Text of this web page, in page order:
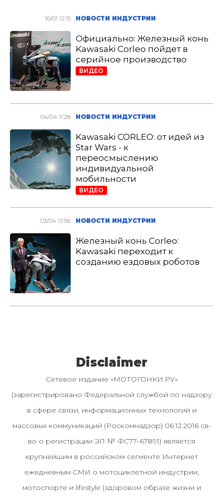
10/01 12:15 НОВОСТИ ИНДУСТРИИ
Официально: Железный конь
Kawasaki Corleo пойдет в
серийное производство
ВИДЕО
04/04 11:28 НОВОСТИ ИНДУСТРИИ
Kawasaki CORLEO: от идей из
Star Wars - к
переосмыслению
индивидуальной
мобильности
ВИДЕО
03/04 12:56 НОВОСТИ ИНДУСТРИИ
Железный конь Corleo:
Kawasaki переходит к
созданию ездовых роботов
Disclaimer
Сетевое издание «МОТОГОНКИ.РУ»
(зарегистрировано Федеральной службой по надзору
в сфере связи, информационных технологий и
массовых коммуникаций (Роскомнадзор) 06.12.2016 св-
во о регистрации ЭЛ № ФС77–67891) является
крупнейшим в российском сегменте Интернет
ежедневным СМИ о мотоциклетной индустрии,
мотоспорте и lifestyle (здоровом образе жизни и